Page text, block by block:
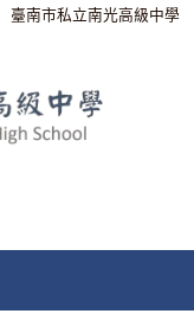
臺南市私立南光高級中學